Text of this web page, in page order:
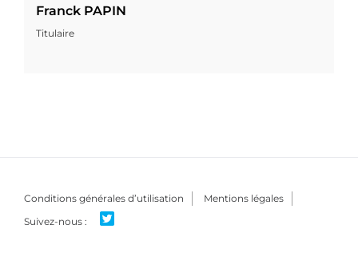
Franck PAPIN
Titulaire
Conditions générales d’utilisation Mentions légales